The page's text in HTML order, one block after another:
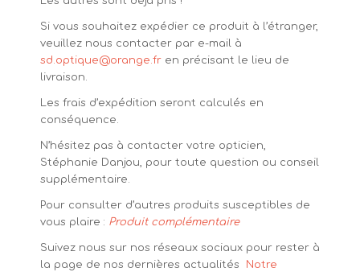
Si vous souhaitez expédier ce produit à l’étranger,
veuillez nous contacter par e-mail à
sd.optique@orange.fren précisant le lieu de
livraison.
Les frais d’expédition seront calculés en
conséquence.
N’hésitez pas à contacter votre opticien,
Stéphanie Danjou, pour toute question ou conseil
supplémentaire.
Pour consulter d’autres produits susceptibles de
vous plaire : Produit complémentaire
Suivez nous sur nos réseaux sociaux pour rester à
la page de nos dernières actualités
Notre